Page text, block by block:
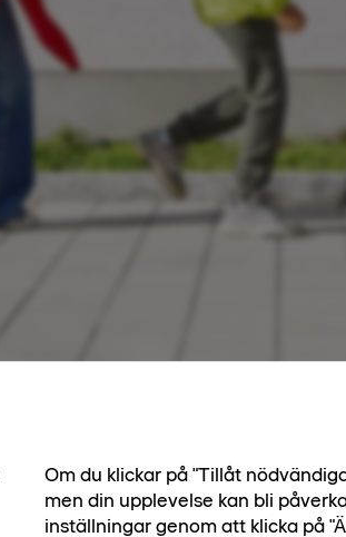
Om du klickar på "Tillåt
men din upplevelse kan bli
inställningar genom att klicka på